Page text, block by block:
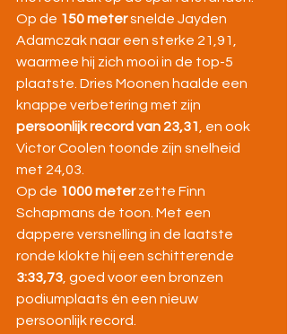
Op de 150 meter snelde Jayden
Adamczak naar een sterke 21,91,
waarmee hij zich mooi in de top-5
plaatste. Dries Moonen haalde een
knappe verbetering met zijn
persoonlijk record van 23,31
, en ook
Victor Coolen toonde zijn snelheid
met 24,03.
Op de 1000 meter zette Finn
Schapmans de toon. Met een
dappere versnelling in de laatste
ronde klokte hij een schitterende
3:33,73 , goed voor een bronzen
podiumplaats én een nieuw
persoonlijk record.